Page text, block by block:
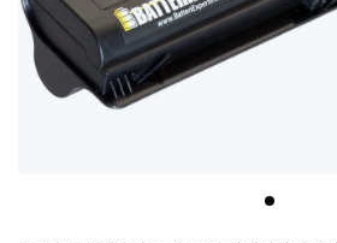
item